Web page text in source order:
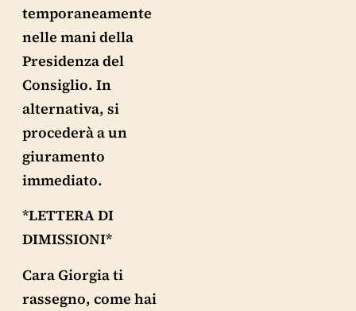
temporaneamente
nelle mani della
Presidenza del
Consiglio. In
alternativa, si
procederà a un
giuramento
immediato.
*LETTERA DI
DIMISSIONI*
Cara Giorgia ti
rassegno, come hai